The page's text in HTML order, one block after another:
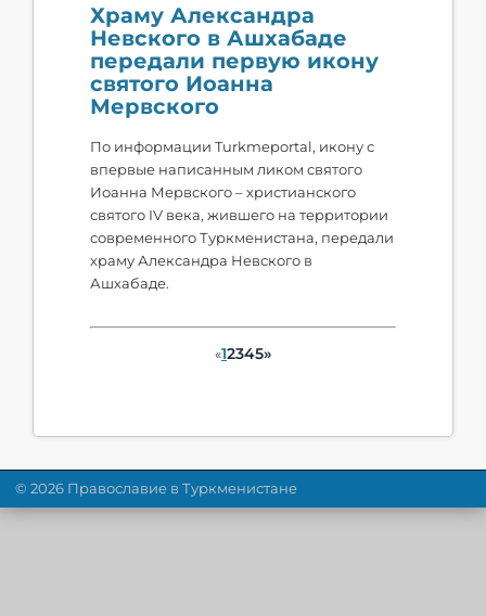
Храму Александра
Невского в Ашхабаде
передали первую икону
святого Иоанна
Мервского
По информации Turkmeportal, икону с
впервые написанным ликом святого
Иоанна Мервского – христианского
святого IV века, жившего на территории
современного Туркменистана, передали
храму Александра Невского в
Ашхабаде.
«12345»
© 2026 Православие в Туркменистане